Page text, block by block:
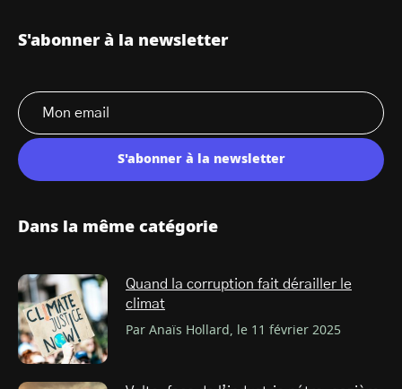
S'abonner à la newsletter
S'abonner à la newsletter
Dans la même catégorie
Quand la corruption fait dérailler le
climat
Par Anaïs Hollard, le 11 février 2025